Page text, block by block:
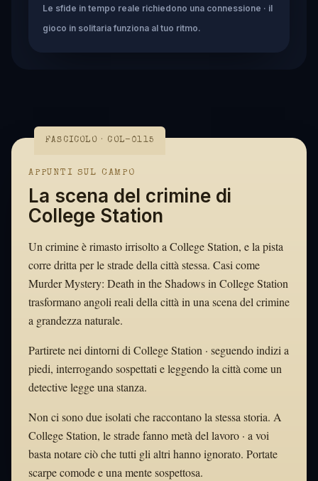
Le sfide in tempo reale richiedono una connessione · il
gioco in solitaria funziona al tuo ritmo.
FASCICOLO · COL-0115
APPUNTI SUL CAMPO
La scena del crimine di
College Station
Un crimine è rimasto irrisolto a College Station, e la pista
corre dritta per le strade della città stessa. Casi come
Murder Mystery: Death in the Shadows in College Station
trasformano angoli reali della città in una scena del crimine
a grandezza naturale.
Partirete nei dintorni di College Station · seguendo indizi a
piedi, interrogando sospettati e leggendo la città come un
detective legge una stanza.
Non ci sono due isolati che raccontano la stessa storia. A
College Station, le strade fanno metà del lavoro · a voi
basta notare ciò che tutti gli altri hanno ignorato. Portate
scarpe comode e una mente sospettosa.